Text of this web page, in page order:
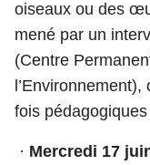
oiseaux ou des
mené par un
(Centre
fois
· Mercredi 17